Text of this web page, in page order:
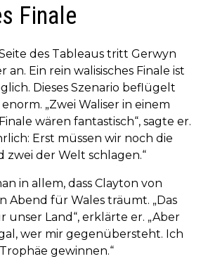
Finale
des Tableaus tritt Gerwyn
Ein rein walisisches Finale ist
Dieses Szenario beflügelt
„Zwei Waliser in einem
wären fantastisch“, sagte er.
Erst müssen wir noch die
zwei der Welt schlagen.“
in allem, dass Clayton von
Abend für Wales träumt. „Das
Land“, erklärte er. „Aber
wer mir gegenübersteht. Ich
gewinnen.“